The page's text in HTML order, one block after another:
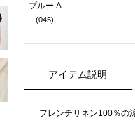
ブルー A
(045)
アイテム説明
フレンチリネン100％の